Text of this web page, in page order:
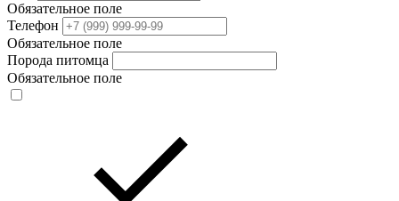
Обязательное поле
Телефон
Обязательное поле
Порода питомца
Обязательное поле